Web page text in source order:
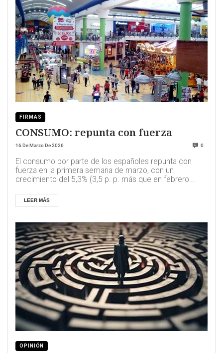
FIRMAS
CONSUMO: repunta con fuerza
16 De Marzo De 2026 0
El consumo por parte de los españoles repunta con
fuerza en la primera semana de marzo, con un
crecimiento del 5,3% (3,5 p. p. más que en febrero...
LEER MÁS
OPINIÓN